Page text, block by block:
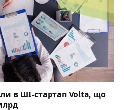
в ШІ-стартап Volta, що